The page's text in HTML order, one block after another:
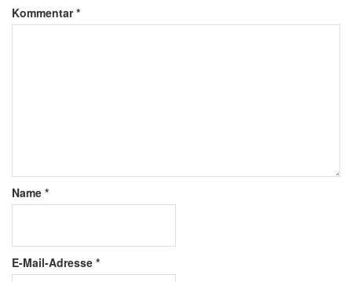
Kommentar*
Name *
E-Mail-Adresse *